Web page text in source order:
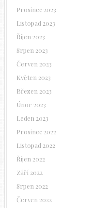
Prosinec 2023
Listopad 2023
Říjen 2023
Srpen 2023
Červen 2023
Květen 2023
Březen 2023
Únor 2023
Leden 2023
Prosinec 2022
Listopad 2022
Říjen 2022
Září 2022
Srpen 2022
Červen 2022